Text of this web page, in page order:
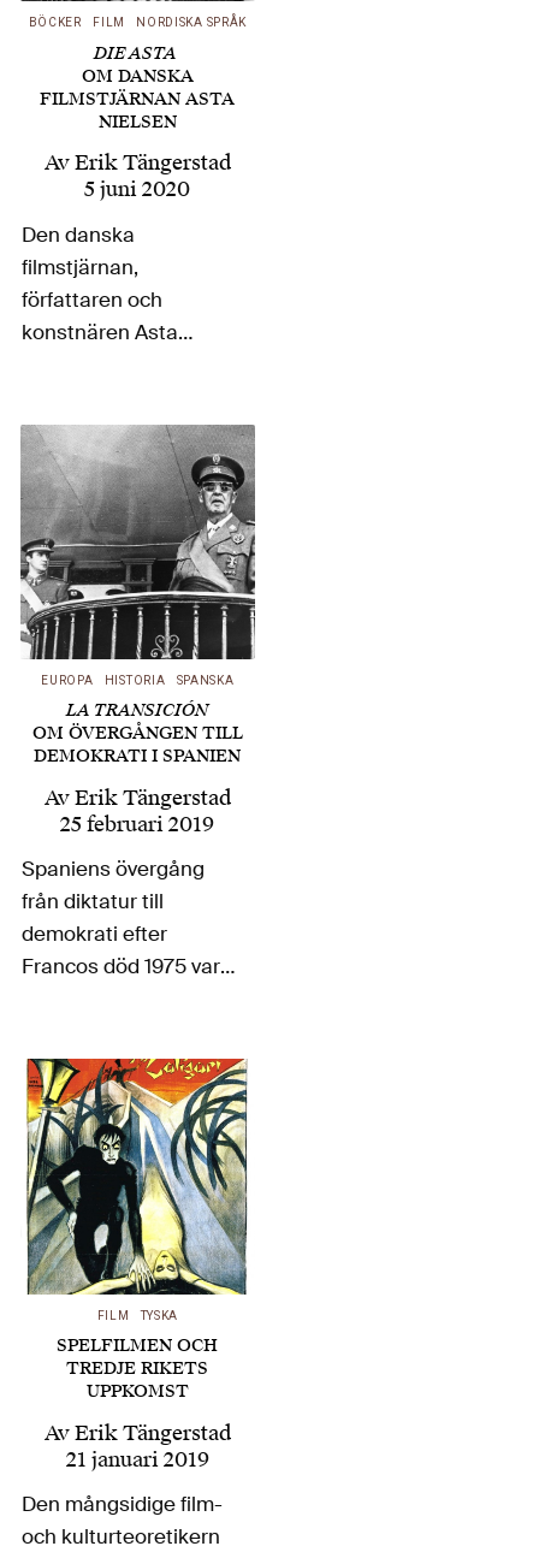
läget med fler nyanser
och kategorier.
Skribenten…
BÖCKER FILM NORDISKA SPRÅK
DIE ASTA
OM DANSKA
FILMSTJÄRNAN ASTA
NIELSEN
AvErik Tängerstad
5 juni 2020
Den danska
filmstjärnan,
författaren och
konstnären Asta
enorm framgång
under början av
nittonhundratalet då
hon banade väg för en
alltmer självständig
och aktiv, utåtriktad
kvinnlighet. Erik
Tängerstad har läst
Lotte Thranes bok…
EUROPA HISTORIA SPANSKA
LA TRANSICIÓN
OM ÖVERGÅNGEN TILL
DEMOKRATI I SPANIEN
AvErik Tängerstad
25 februari 2019
Spaniens övergång
från diktatur till
demokrati efter
Francos död 1975 var
rätlinjig process. Med
utgångspunkt i två
aktuella böcker visar
Erik Tängerstad hur
denna övergång varit
mer komplex än vad
som vanligtvis
antagits. Landet är…
FILM TYSKA
SPELFILMEN OCH
TREDJE RIKETS
UPPKOMST
AvErik Tängerstad
21 januari 2019
Den mångsidige film-
och kulturteoretikern